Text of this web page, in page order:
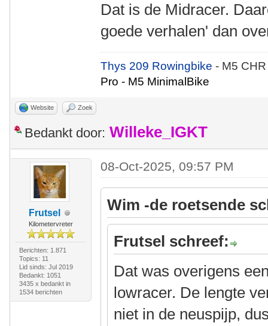
Dat is de Midracer.
goede verhalen' dan
Thys 209 Rowingbike- M5
Pro - M5 MinimalBike
Website Zoek
Bedankt door: Willeke_IGKT
Frutsel
Kilometervreter
Berichten: 1.871
Topics: 11
Lid sinds: Jul 2019
Bedankt: 1051
3435 x bedankt in
1534 berichten
08-Oct-2025, 09:57 PM
Wim -de roetsende
Frutsel schreef:
Dat was overigens
lowracer. De lengte
niet in de neuspijp,